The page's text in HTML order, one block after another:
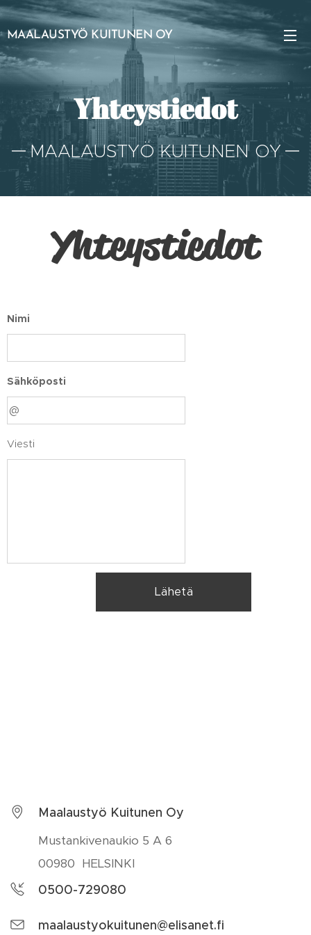
MAALAUSTYÖ KUITUNEN OY
Yhteystiedot
MAALAUSTYÖ KUITUNEN OY
Yhteystiedot
Nimi
Sähköposti
Viesti
Lähetä
Maalaustyö Kuitunen Oy
Mustankivenaukio 5 A 6
00980 HELSINKI
0500-729080
maalaustyokuitunen@elisanet.fi